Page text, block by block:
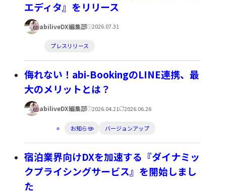
エディタ』をリリース
著
者:
abiliveDX編集部公
開
日:
2026.07.31
テ
ゴ
リ
ー:
プレスリリース
侮れない！abi-BookingのLINE連携、最
大のメリットとは？
著
者:
abiliveDX編集部公
開
2026.04.21更
新
2026.06.26
テ
ゴ
リ
ー:
お知らせ バージョンアップ
宿泊業界向けDXを加速する『ダイナミッ
クプライシングサービス』を開始しまし
た